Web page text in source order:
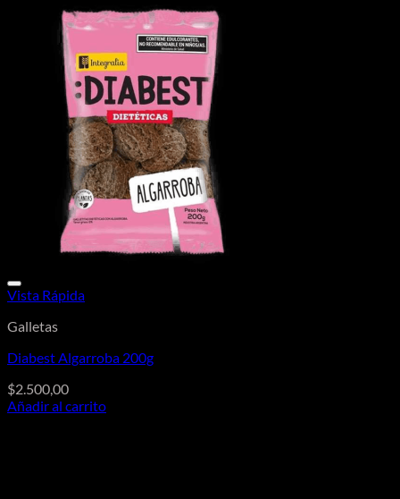
Vista Rápida
Galletas
Diabest Algarroba 200g
$2.500,00
Añadir al carrito